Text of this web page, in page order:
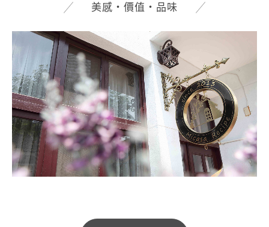
美感‧價值‧品味